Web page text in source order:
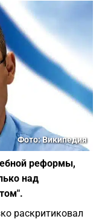
Фото: Википедия
реформы,
над
раскритиковал